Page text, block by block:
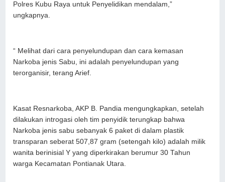
Polres Kubu Raya untuk Penyelidikan mendalam,”
ungkapnya.
“ Melihat dari cara penyelundupan dan cara kemasan
Narkoba jenis Sabu, ini adalah penyelundupan yang
terorganisir, terang Arief.
Kasat Resnarkoba, AKP B. Pandia mengungkapkan, setelah
dilakukan introgasi oleh tim penyidik terungkap bahwa
Narkoba jenis sabu sebanyak 6 paket di dalam plastik
transparan seberat 507,87 gram (setengah kilo) adalah milik
wanita berinisial Y yang diperkirakan berumur 30 Tahun
warga Kecamatan Pontianak Utara.